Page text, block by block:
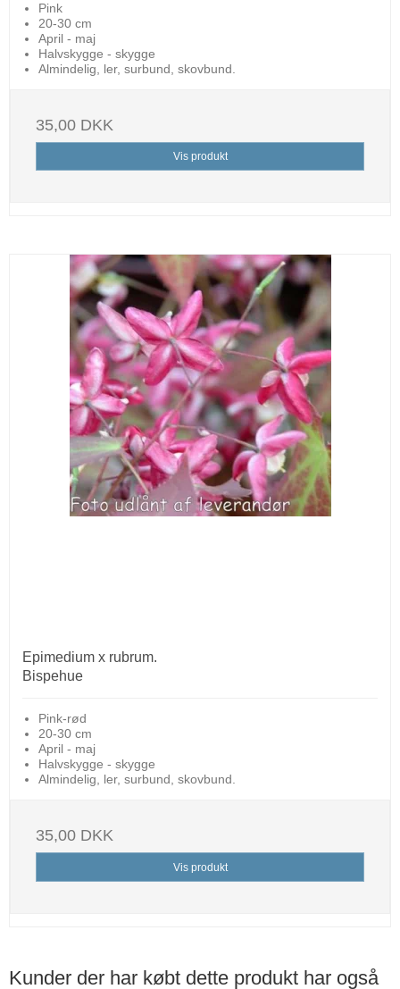
Pink
20-30 cm
April - maj
Halvskygge - skygge
Almindelig, ler, surbund, skovbund.
35,00 DKK
Vis produkt
Epimedium x rubrum.
Bispehue
Pink-rød
20-30 cm
April - maj
Halvskygge - skygge
Almindelig, ler, surbund, skovbund.
35,00 DKK
Vis produkt
Kunder der har købt dette produkt har også